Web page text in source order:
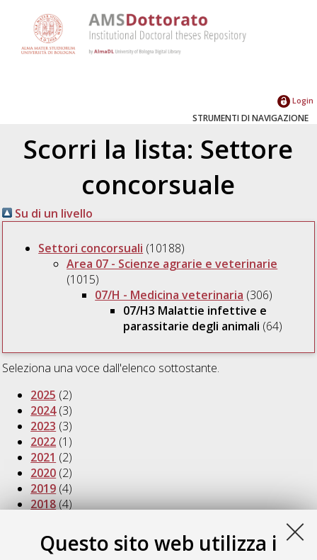
Questo sito web utilizza i
Login
STRUMENTI DI NAVIGAZIONE
Scorri la lista: Settore
concorsuale
Su di un livello
Settori concorsuali (10188)
Area 07 - Scienze agrarie e veterinarie
(1015)
07/H - Medicina veterinaria (306)
07/H3 Malattie infettive e
parassitarie degli animali (64)
Seleziona una voce dall'elenco sottostante.
2025 (2)
2024(3)
2023 (3)
2022 (1)
2021 (2)
2020 (2)
2019 (4)
2018(4)
2016
2015(6)